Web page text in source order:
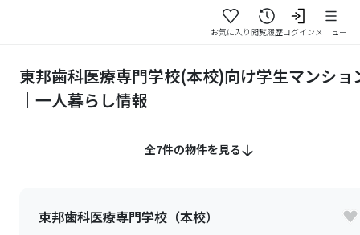
お気に入り閲覧履歴ログインメニュー
東邦歯科医療専門学校(本校)向け学生マンショ
｜一人暮らし情報
全7件の物件を見る
東邦歯科医療専門学校（本校）